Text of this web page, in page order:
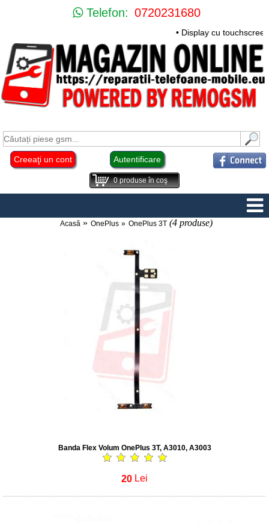
Telefon: 0720231680
• Display cu
Creeaţi un cont Autentificare
0produse în coş
Acasă OnePlus OnePlus 3T (4 produse)
Banda Flex Volum OnePlus 3T, A3010, A3003
20 Lei